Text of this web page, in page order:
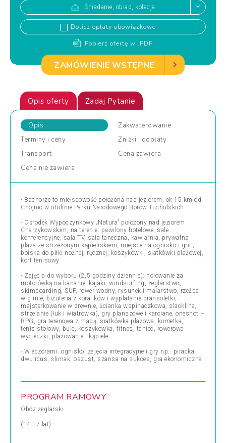
Śniadanie, obiad, kolacja
Dolicz opłaty obowiązkowe
Pobierz ofertę w .PDF
ZAMÓWIENIE WSTĘPNE
Opis oferty Zadaj Pytanie
Opis
Zakwaterowanie
Terminy i ceny Zniżki i dopłaty
Transport
Cena zawiera
Cena nie zawiera
- Bachorze to miejscowość położona nad jeziorem, ok 15 km od
Chojnic w otulinie Parku Narodowego Borów Tucholskich
- Ośrodek Wypoczynkowy „Natura” położony nad jeziorem
Charzykowskim, na terenie: pawilony hotelowe, sale
konferencyjne, sala TV, sala taneczna, kawiarnia, prywatna
plaża ze strzeżonym kąpieliskiem, miejsce na ognisko i grill,
boiska do piłki nożnej, ręcznej, koszykówki, siatkówki plażowej,
kort tenisowy
- Zajęcia do wyboru (2,5 godziny dziennie): holowanie za
motorówką na bananie, kajaki, windsurfing, żeglarstwo,
skimboarding, SUP, rower wodny, rysunek i malarstwo, rzeźba
w glinie, biżuteria z koralików i wyplatanie bransoletki,
majsterkowanie w drewnie, ścianka wspinaczkowa, slackline,
strzelanie (łuk i wiatrówka), gry planszowe i karciane, oneshot –
RPG, gra terenowa z mapą, siatkówka plażowa, kometka,
tenis stołowy, bule, koszykówka, fitnes, taniec, rowerowe
wycieczki, plażowanie i kąpiele.
- Wieczorami: ognisko, zajęcia integracyjne i gry np.: piracka,
dwulicus, ślimak, oszust, szansa na sukces, gra ekonomiczna
PROGRAM RAMOWY
Obóz żeglarski
(14-17 lat)